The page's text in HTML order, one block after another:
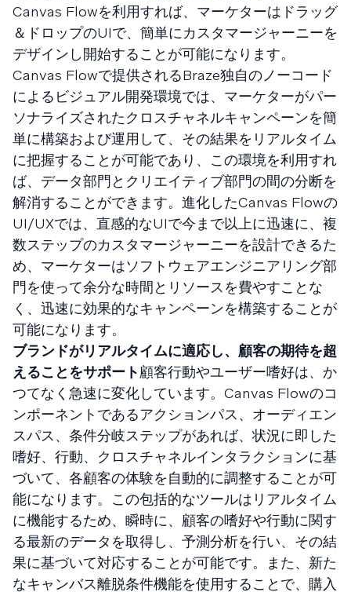
Canvas Flowを利用すれば、マーケターはドラッグ
＆ドロップのUIで、簡単にカスタマージャーニーを
デザインし開始することが可能になります。
Canvas Flowで提供されるBraze独自のノーコード
によるビジュアル開発環境では、マーケターがパー
ソナライズされたクロスチャネルキャンペーンを簡
単に構築および運用して、その結果をリアルタイム
に把握することが可能であり、この環境を利用すれ
ば、データ部門とクリエイティブ部門の間の分断を
解消することができます。進化したCanvas Flowの
UI/UXでは、直感的なUIで今まで以上に迅速に、複
数ステップのカスタマージャーニーを設計できるた
め、マーケターはソフトウェアエンジニアリング部
門を使って余分な時間とリソースを費やすことな
く、迅速に効果的なキャンペーンを構築することが
可能になります。
ブランドがリアルタイムに適応し、顧客の期待を超
えることをサポート顧客行動やユーザー嗜好は、か
つてなく急速に変化しています。Canvas Flowのコ
ンポーネントであるアクションパス、オーディエン
スパス、条件分岐ステップがあれば、状況に即した
嗜好、行動、クロスチャネルインタラクションに基
づいて、各顧客の体験を自動的に調整することが可
能になります。この包括的なツールはリアルタイム
に機能するため、瞬時に、顧客の嗜好や行動に関す
る最新のデータを取得し、予測分析を行い、その結
果に基づいて対応することが可能です。また、新た
なキャンバス離脱条件機能を使用することで、購入